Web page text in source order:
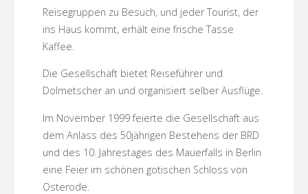
Reisegruppen zu Besuch, und jeder Tourist, der
ins Haus kommt, erhält eine frische Tasse
Kaffee.
Die Gesellschaft bietet Reiseführer und
Dolmetscher an und organisiert selber Ausflüge.
Im November 1999 feierte die Gesellschaft aus
dem Anlass des 50jährigen Bestehens der BRD
und des 10. Jahrestages des Mauerfalls in Berlin
eine Feier im schönen gotischen Schloss von
Osterode.